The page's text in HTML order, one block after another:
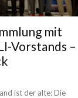
mit
Vorstands –
ist der alte: Die